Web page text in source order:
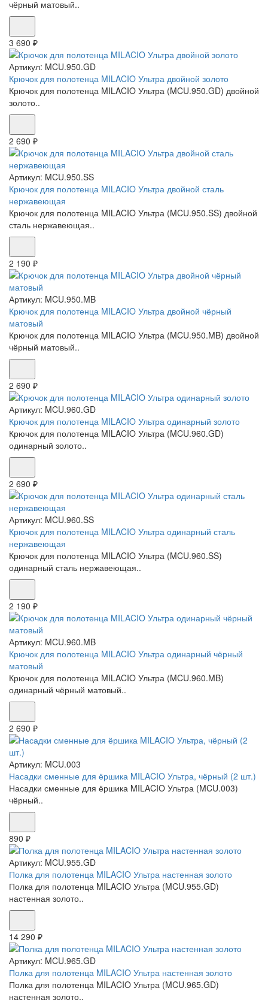
чёрный матовый..
3 690 ₽
Артикул: MCU.950.GD
Крючок для полотенца MILACIO Ультра двойной золото
Крючок для полотенца MILACIO Ультра (MCU.950.GD) двойной
золото..
2 690 ₽
Артикул: MCU.950.SS
Крючок для полотенца MILACIO Ультра двойной сталь
нержавеющая
Крючок для полотенца MILACIO Ультра (MCU.950.SS) двойной
сталь нержавеющая..
2 190 ₽
Артикул: MCU.950.MB
Крючок для полотенца MILACIO Ультра двойной чёрный
матовый
Крючок для полотенца MILACIO Ультра (MCU.950.MB) двойной
чёрный матовый..
2 690 ₽
Артикул: MCU.960.GD
Крючок для полотенца MILACIO Ультра одинарный золото
Крючок для полотенца MILACIO Ультра (MCU.960.GD)
одинарный золото..
2 690 ₽
Артикул: MCU.960.SS
Крючок для полотенца MILACIO Ультра одинарный сталь
нержавеющая
Крючок для полотенца MILACIO Ультра (MCU.960.SS)
одинарный сталь нержавеющая..
2 190 ₽
Артикул: MCU.960.MB
Крючок для полотенца MILACIO Ультра одинарный чёрный
матовый
Крючок для полотенца MILACIO Ультра (MCU.960.MB)
одинарный чёрный матовый..
2 690 ₽
Артикул: MCU.003
Насадки сменные для ёршика MILACIO Ультра, чёрный (2 шт.)
Насадки сменные для ёршика MILACIO Ультра (MCU.003)
чёрный..
890 ₽
Артикул: MCU.955.GD
Полка для полотенца MILACIO Ультра настенная золото
Полка для полотенца MILACIO Ультра (MCU.955.GD)
настенная золото..
14 290 ₽
Артикул: MCU.965.GD
Полка для полотенца MILACIO Ультра настенная золото
Полка для полотенца MILACIO Ультра (MCU.965.GD)
настенная золото..